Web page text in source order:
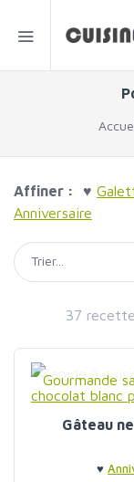
Affiner : ♥
Anniversaire
37
Gourmande
Gâteau
♥